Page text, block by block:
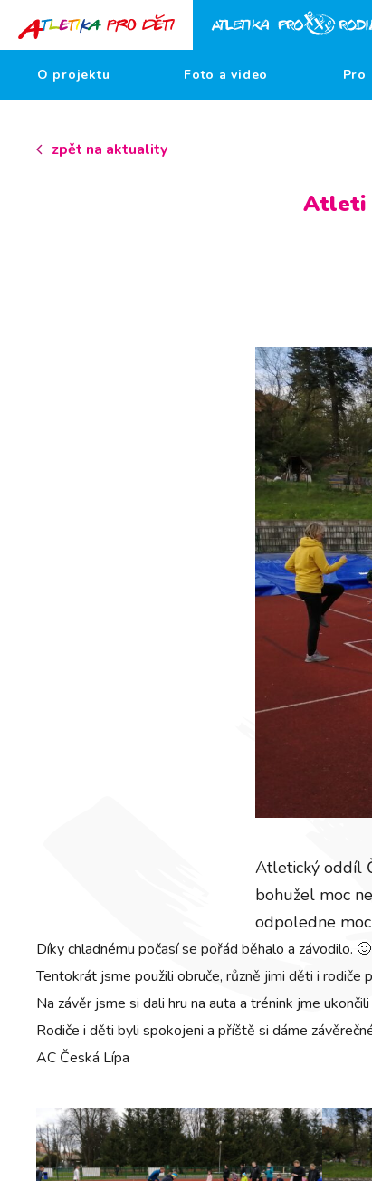
O projektu Foto a video Pro
zpět na aktuality
Atleti
Atletický oddíl
bohužel moc
odpoledne
Díky chladnému počasí se pořád běhalo a závodilo.
Tentokrát jsme použili obruče, různě jimi děti i rodiče
Na závěr jsme si dali hru na auta a trénink jme
Rodiče i děti byli spokojeni a příště si dáme
AC Česká Lípa